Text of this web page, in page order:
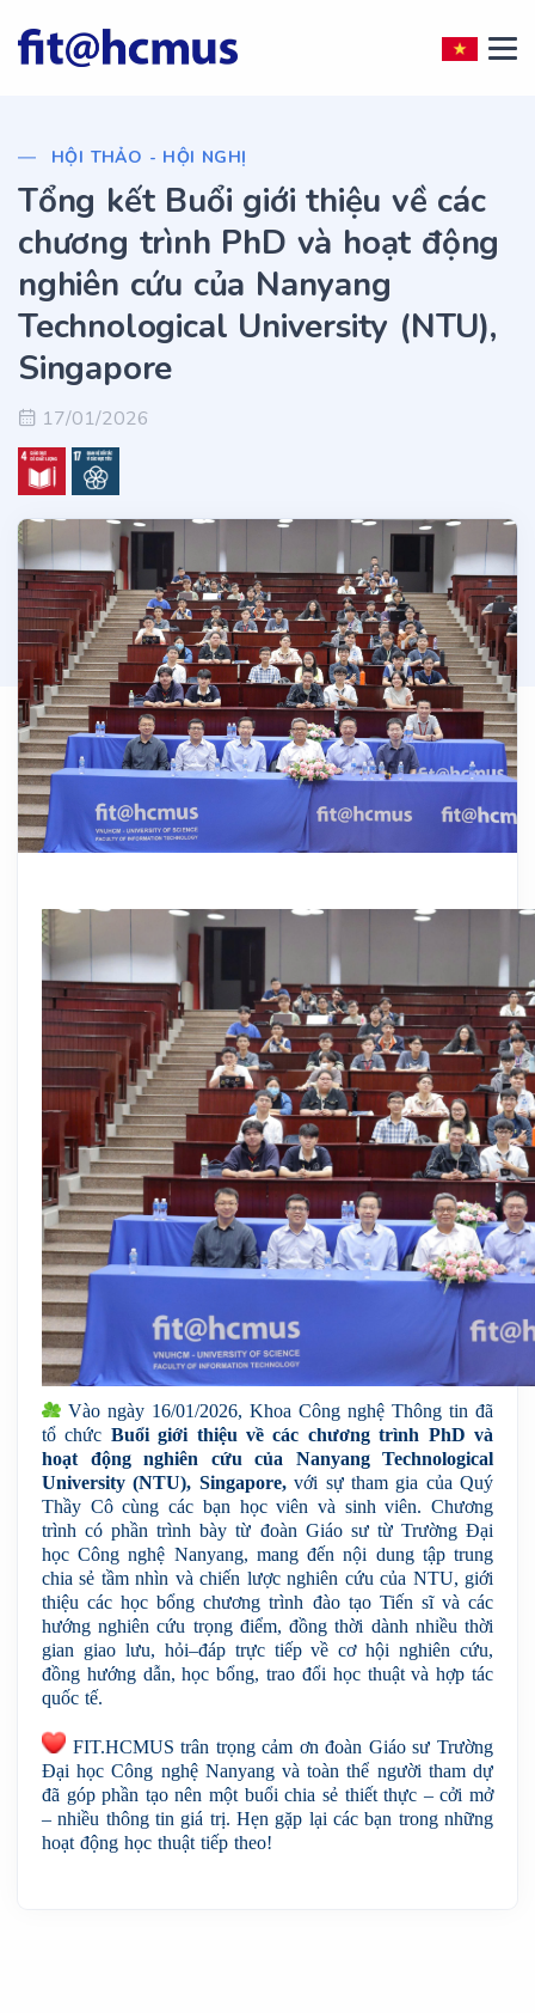
HỘI THẢO - HỘI NGHỊ
Tổng kết Buổi giới thiệu về các
chương trình PhD và hoạt động
nghiên cứu của Nanyang
Technological University (NTU),
Singapore
17/01/2026
Vào ngày 16/01/2026, Khoa Công nghệ Thông tin đã
tổ chức Buổi giới thiệu về các chương trình PhD và
hoạt động nghiên cứu của Nanyang Technological
University (NTU), Singapore, với sự tham gia của Quý
Thầy Cô cùng các bạn học viên và sinh viên. Chương
trình có phần trình bày từ đoàn Giáo sư từ Trường Đại
học Công nghệ Nanyang, mang đến nội dung tập trung
chia sẻ tầm nhìn và chiến lược nghiên cứu của NTU, giới
thiệu các học bổng chương trình đào tạo Tiến sĩ và các
hướng nghiên cứu trọng điểm, đồng thời dành nhiều thời
gian giao lưu, hỏi–đáp trực tiếp về cơ hội nghiên cứu,
đồng hướng dẫn, học bổng, trao đổi học thuật và hợp tác
quốc tế.
FIT.HCMUS trân trọng cảm ơn đoàn Giáo sư Trường
Đại học Công nghệ Nanyang và toàn thể người tham dự
đã góp phần tạo nên một buổi chia sẻ thiết thực – cởi mở
– nhiều thông tin giá trị. Hẹn gặp lại các bạn trong những
hoạt động học thuật tiếp theo!